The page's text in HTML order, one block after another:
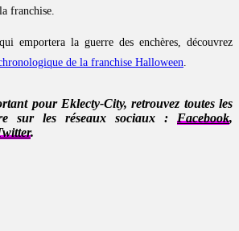
franchise.
emportera la guerre des enchères, découvrez
de la franchise Halloween.
pour Eklecty-City, retrouvez toutes les
sur les réseaux sociaux : Facebook,
.